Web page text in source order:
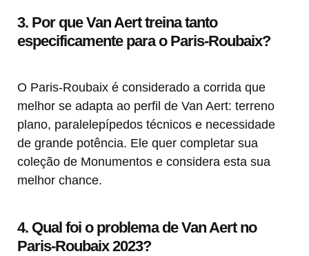
3. Por que Van Aert treina tanto
especificamente para o Paris-Roubaix?
O Paris-Roubaix é considerado a corrida que
melhor se adapta ao perfil de Van Aert: terreno
plano, paralelepípedos técnicos e necessidade
de grande potência. Ele quer completar sua
coleção de Monumentos e considera esta sua
melhor chance.
4. Qual foi o problema de Van Aert no
Paris-Roubaix 2023?